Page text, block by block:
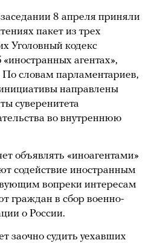
8 апреля приняли
пакет из трех
Уголовный кодекс
агентах»,
словам парламентариев,
направлены
суверенитета
во внутреннюю
объявлять «иноагентами»
содействие иностранным
вопреки интересам
граждан в сбор военно-
о России.
заочно судить уехавших